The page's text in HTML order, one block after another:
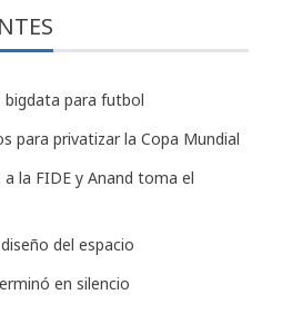
para futbol
para privatizar la Copa Mundial
la FIDE y Anand toma el
del espacio
en silencio